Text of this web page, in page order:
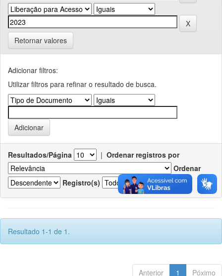
Retornar valores
Adicionar filtros:
Utilizar filtros para refinar o resultado de busca.
Resultados/Página | Ordenar registros por
Ordenar
Registro(s)
Resultado 1-1 de 1.
Anterior 1 Póximo